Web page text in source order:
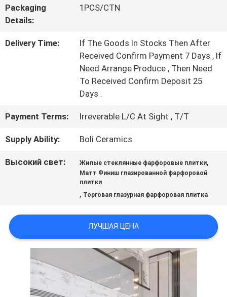
СВЯЖИТЕСЬ
С
ЗАПРОСИТЕ
ЦИТАТУ
КАРТА
ПОЛИТИКА
КОНФИДЕНЦИАЛЬНОСТИ
Packaging
Details:
1PCS/CTN
Delivery Time:
If The Goods In Stocks Then After
Received Confirm Payment 7 Days , If
Need Arrange Produce , Then Need
To Received Confirm Deposit 25
Days .
Payment Terms: Irreverable L/C At Sight , T/T
Supply Ability: Boli Ceramics
Высокий свет: Жилые стеклянные фарфоровые плитки,
Матт Финиш глазированной фарфоровой
плитки
, Торговая глазурная фарфоровая плитка
ЛУЧШАЯ ЦЕНА